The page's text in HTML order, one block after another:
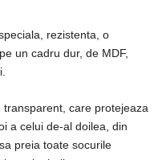
rezistenta, o
un cadru dur, de MDF,
care protejeaza
a celui de-al doilea, din
preia toate socurile